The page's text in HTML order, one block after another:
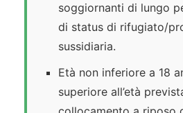
soggiornanti di lungo
di status di rifugiato/
sussidiaria.
Età non inferiore a 18
superiore all’età